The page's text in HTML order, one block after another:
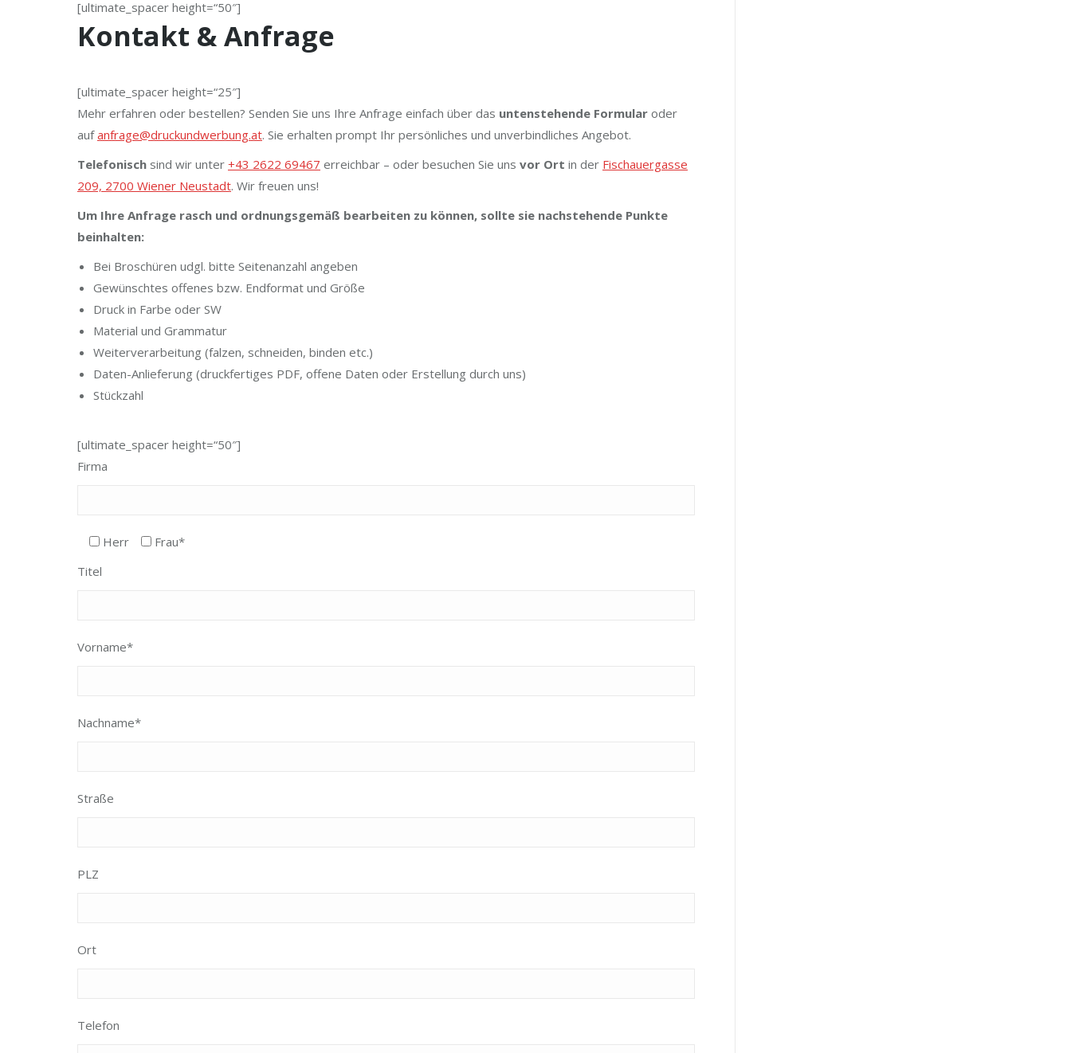
[ultimate_spacer height=“50″]
Kontakt & Anfrage
[ultimate_spacer height=“25″]
Mehr erfahren oder bestellen? Senden Sie uns Ihre Anfrage einfach über das untenstehende Formular oder
aufanfrage@druckundwerbung.at. Sie erhalten prompt Ihr persönliches und unverbindliches Angebot.
Telefonisch sind wir unter +43 2622 69467 erreichbar – oder besuchen Sie uns vor Ort in der Fischauergasse
209, 2700 Wiener Neustadt. Wir freuen uns!
Um Ihre Anfrage rasch und ordnungsgemäß bearbeiten zu können, sollte sie nachstehende Punkte
beinhalten:
Bei Broschüren udgl. bitte Seitenanzahl angeben
Gewünschtes offenes bzw. Endformat und Größe
Druck in Farbe oder SW
Material und Grammatur
Weiterverarbeitung (falzen, schneiden, binden etc.)
Daten-Anlieferung (druckfertiges PDF, offene Daten oder Erstellung durch uns)
Stückzahl
[ultimate_spacer height=“50″]
Firma
Herr
Frau*
Titel
Vorname*
Nachname*
Straße
PLZ
Ort
Telefon